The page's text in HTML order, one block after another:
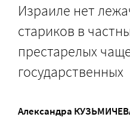
Израиле нет
стариков в
престарелых
государственных
Александра